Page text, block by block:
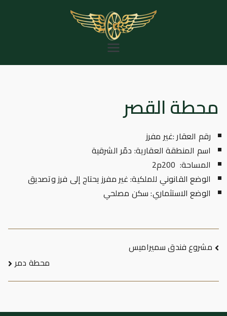
للخط الحديدي
محطة القصر
رقم العقار :غير مفرز
اسم المنطقة العقارية: دمّر الشرقية
المساحة: 200م2
الوضع القانوني للملكية: غير مفرز يحتاج إلى فرز وتصديق
الوضع الاستثماري: سكن مصلحي
تصفّح
المقالات
مشروع فندق سميراميس
محطة دمر